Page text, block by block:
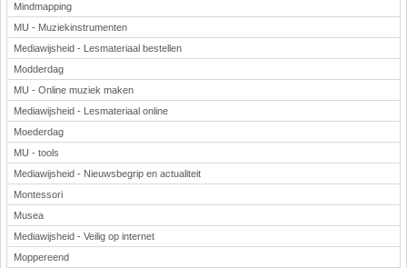
Mindmapping
MU - Muziekinstrumenten
Mediawijsheid - Lesmateriaal bestellen
Modderdag
MU - Online muziek maken
Mediawijsheid - Lesmateriaal online
Moederdag
MU - tools
Mediawijsheid - Nieuwsbegrip en actualiteit
Montessori
Musea
Mediawijsheid - Veilig op internet
Moppereend